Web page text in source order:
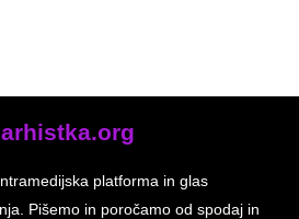
platforma in glas
Pišemo in poročamo od spodaj in